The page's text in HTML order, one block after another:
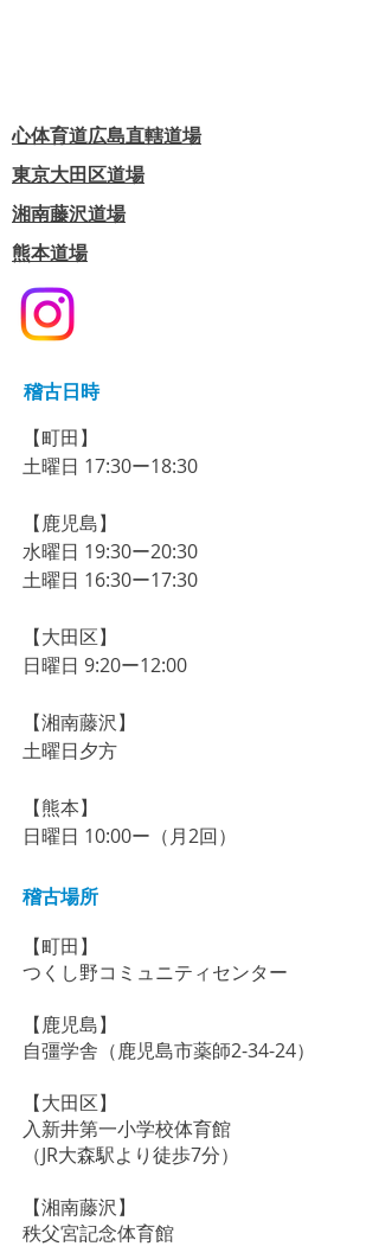
心体育道広島直轄道場
東京大田区道場
​湘南藤沢道場
熊本道場
稽古日時
【町田】​
​土曜日 17:30ー18:30
【鹿児島】
​水曜日 19:30ー20:30
​土曜日 16:30ー17:30
【大田区】
​​​日曜日 9:20ー12:00
【湘南藤沢】
土曜日夕方
【熊本】
日曜日 10:00ー（月2回）
稽古場所
【町田】
​つくし野コミュニティセンター
【鹿児島】
自彊学舎（鹿児島市薬師2-34-24）
【大田区】
入新井第一小学校体育館
​（JR大森駅より徒歩7分）
​【湘南藤沢】
​秩父宮記念体育館